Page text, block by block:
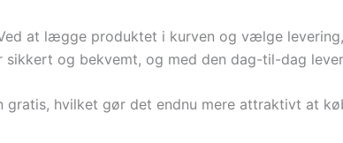
at lægge produktet i kurven og vælge
og bekvemt, og med den dag-til-dag
hvilket gør det endnu mere attraktivt at